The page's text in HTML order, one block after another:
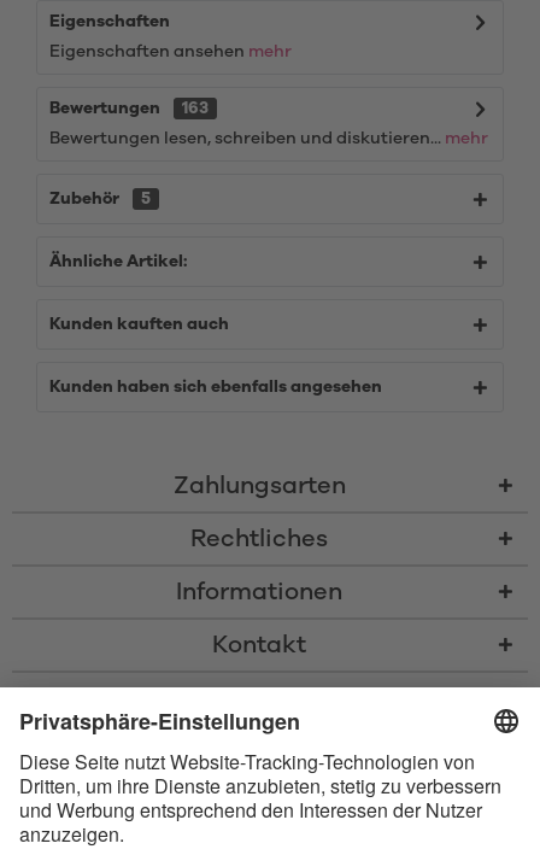
Eigenschaften
Eigenschaften ansehen mehr
Bewertungen
163
Bewertungen lesen, schreiben und diskutieren... mehr
Zubehör 5
Ähnliche Artikel:
Kunden kauften auch
Kunden haben sich ebenfalls angesehen
Zahlungsarten
Rechtliches
Informationen
Kontakt
Nachnahmegebühren, wenn nicht anders beschrieben
und Eigentum der Bluetooth SIG, Inc. Die Nutzung dieser Marken durch
Satisfyer GmbH erfolgt unter Lizenz.